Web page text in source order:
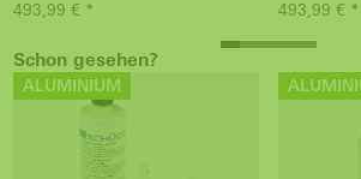
493,99 € *
493,99 € *
Schon gesehen?
ALUMINIUM